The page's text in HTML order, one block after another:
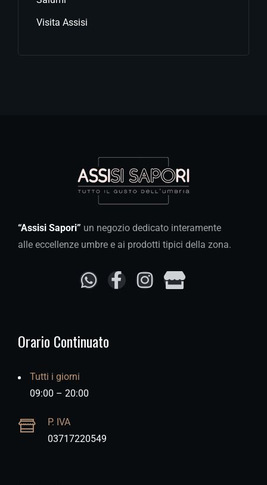
Visita Assisi
“Assisi Sapori” un negozio dedicato interamente
alle eccellenze umbre e ai prodotti tipici della zona.
Orario Continuato
Tutti i giorni
09:00 – 20:00
P. IVA
03717220549